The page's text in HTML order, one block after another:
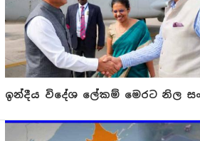
ඉන්දීය විදේශ ලේකම් මෙරට නිල